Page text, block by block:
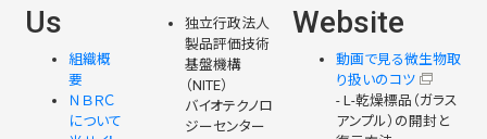
Us
組織概
要
ＮＢＲＣ
について
独立行政法人
製品評価技術
基盤機構
（NITE）
バイオテクノロ
ジーセンター
Website
動画で見る微生物取
り扱いのコツ
- L-乾燥標品（ガラス
アンプル）の開封と